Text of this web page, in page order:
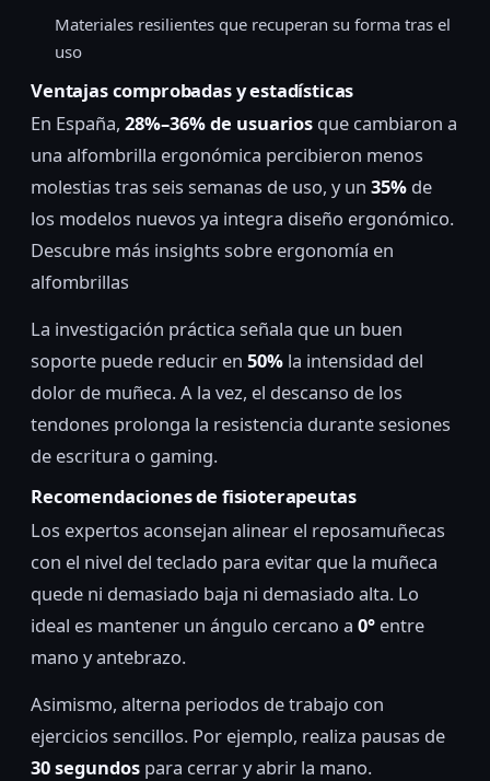
Materiales resilientes que recuperan su forma tras el
uso
Ventajas comprobadas y estadísticas
En España, 28%–36% de usuarios que cambiaron a
una alfombrilla ergonómica percibieron menos
molestias tras seis semanas de uso, y un 35% de
los modelos nuevos ya integra diseño ergonómico.
Descubre más insights sobre ergonomía en
alfombrillas
La investigación práctica señala que un buen
soporte puede reducir en 50% la intensidad del
dolor de muñeca. A la vez, el descanso de los
tendones prolonga la resistencia durante sesiones
de escritura o gaming.
Recomendaciones de fisioterapeutas
Los expertos aconsejan alinear el reposamuñecas
con el nivel del teclado para evitar que la muñeca
quede ni demasiado baja ni demasiado alta. Lo
ideal es mantener un ángulo cercano a 0° entre
mano y antebrazo.
Asimismo, alterna periodos de trabajo con
ejercicios sencillos. Por ejemplo, realiza pausas de
30 segundos para cerrar y abrir la mano.